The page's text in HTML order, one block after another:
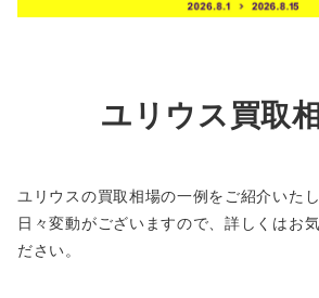
ユリウス買取
ユリウスの買取相場の一例をご紹介いた
日々変動がございますので、詳しくはお
ださい。